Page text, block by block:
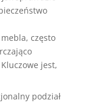
często
jest,
podział